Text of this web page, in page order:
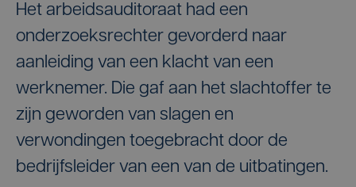
Het arbeidsauditoraat had een
onderzoeksrechter gevorderd naar
aanleiding van een klacht van een
werknemer. Die gaf aan het slachtoffer te
zijn geworden van slagen en
verwondingen toegebracht door de
bedrijfsleider van een van de uitbatingen.